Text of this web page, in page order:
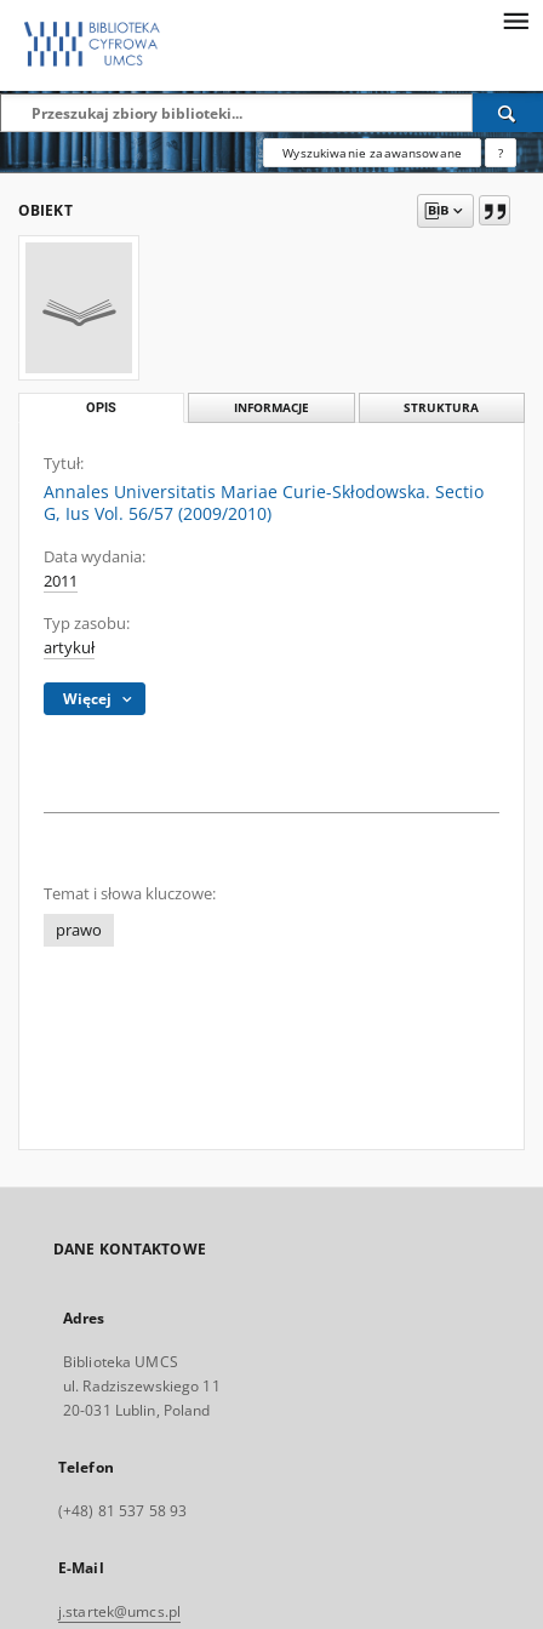
Wyszukiwanie zaawansowane ?
OBIEKT
OPIS INFORMACJE STRUKTURA
Tytuł:
Annales Universitatis Mariae Curie-Skłodowska. Sectio
G, Ius Vol. 56/57 (2009/2010)
Data wydania:
2011
Typ zasobu:
artykuł
Więcej
Temat i słowa kluczowe:
prawo
DANE KONTAKTOWE
Adres
Biblioteka UMCS
ul. Radziszewskiego 11
20-031 Lublin, Poland
Telefon
(+48) 81 537 58 93
E-Mail
j.startek@umcs.pl